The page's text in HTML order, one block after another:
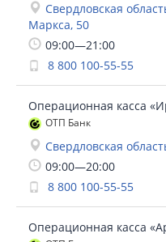
Свердловская
Маркса, 50
09:00—21:00
8 800 100-55-55
Операционная касса
ОТП Банк
Свердловская
09:00—20:00
8 800 100-55-55
Операционная касса